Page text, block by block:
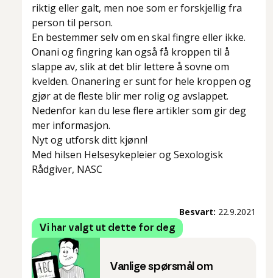
riktig eller galt, men noe som er forskjellig fra
person til person.
En bestemmer selv om en skal fingre eller ikke.
Onani og fingring kan også få kroppen til å
slappe av, slik at det blir lettere å sovne om
kvelden. Onanering er sunt for hele kroppen og
gjør at de fleste blir mer rolig og avslappet.
Nedenfor kan du lese flere artikler som gir deg
mer informasjon.
Nyt og utforsk ditt kjønn!
Med hilsen Helsesykepleier og Sexologisk
Rådgiver, NASC
Besvart: 22.9.2021
Vi har valgt ut dette for deg
Vanlige spørsmål om